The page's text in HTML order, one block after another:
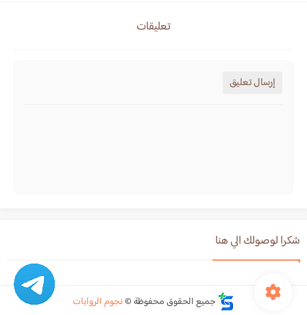
تعليقات
إرسال تعليق
شكرا لوصولك الي هنا
جميع الحقوق محفوظة ©نجوم الروايات